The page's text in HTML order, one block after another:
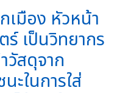
เมือง หัวหน้า
เป็นวิทยากร
วัสดุจาก
ะในการใส่